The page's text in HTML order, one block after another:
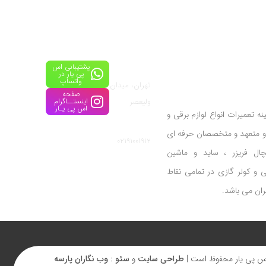
انواع لوازم برقی و
متعهد و متخصصان حرفه ای
فریزر ، ساید و ماشین
و کولر گازی در تمامی نقاط
می باشد.
تهران، میدان
ولیعصر
02191001912
پشتیبانی اس
پی یار در
واتساپ
صفحه
اینستــاگرام
اس پی یـار
پی یار محفوظ است | طراحی سایت و سئو : وب نگاران پارسه